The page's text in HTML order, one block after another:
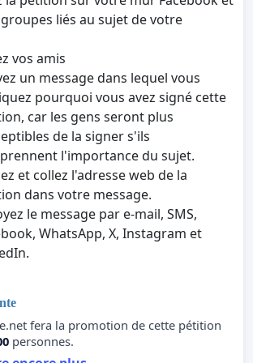
liés au sujet de votre
vos amis
un message dans lequel vous
pourquoi vous avez signé cette
car les gens seront plus
de la signer s'ils
l'importance du sujet.
et collez l'adresse web de la
dans votre message.
le message par e-mail, SMS,
WhatsApp, X, Instagram et
fera la promotion de cette pétition
personnes.